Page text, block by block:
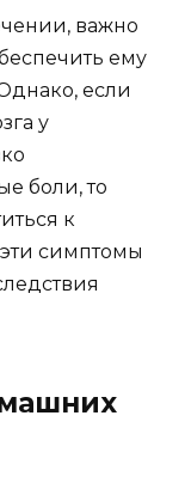
важно
ему
если
у
боли, то
к
симптомы